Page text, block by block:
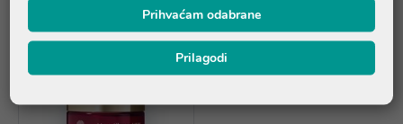
Prihvaćam odabrane
Prilagodi